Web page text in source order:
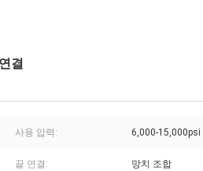
결
사용 압력: 6,000-15,000psi
끝 연결: 망치 조합